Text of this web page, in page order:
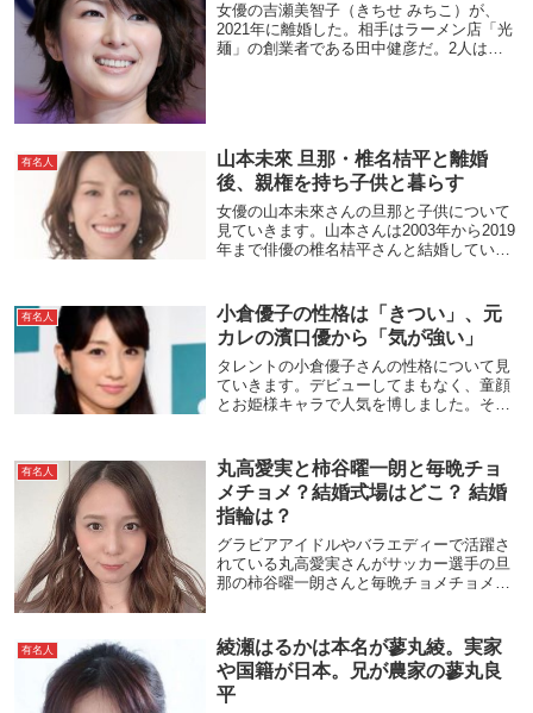
女優の吉瀬美智子（きちせ みちこ）が、
2021年に離婚した。相手はラーメン店「光
麺」の創業者である田中健彦だ。2人は
有名人
山本未來 旦那・椎名桔平と離婚
後、親権を持ち子供と暮らす
女優の山本未來さんの旦那と子供について
見ていきます。山本さんは2003年から2019
年まで俳優の椎名桔平さんと結婚していま
で、山本さんは俳優の福士蒼汰さんと、椎
名さ...
有名人
小倉優子の性格は「きつい」、元
カレの濱口優から「気が強い」
タレントの小倉優子さんの性格について見
ていきます。デビューしてまもなく、童顔
とお姫様キャラで人気を博しました。その
とは裏腹に、「きつい」「気が強い」など
と言われます...
有名人
丸高愛実と柿谷曜一朗と毎晩チョ
メチョメ？結婚式場はどこ？ 結婚
指輪は？
グラビアアイドルやバラエディーで活躍さ
れている丸高愛実さんがサッカー選手の旦
那の柿谷曜一朗さんと毎晩チョメチョメし
ら結婚についても見ていきたいと思いま
す。
有名人
綾瀬はるかは本名が蓼丸綾。実家
や国籍が日本。兄が農家の蓼丸良
平